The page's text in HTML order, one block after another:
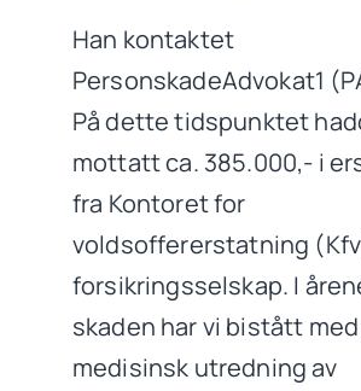
Han kontaktet
PersonskadeAdvokat1
På dette tidspunktet
mottatt ca. 385.000,- i
fra Kontoret for
voldsoffererstatning
forsikringsselskap. I
skaden har vi bistått
medisinsk utredning av